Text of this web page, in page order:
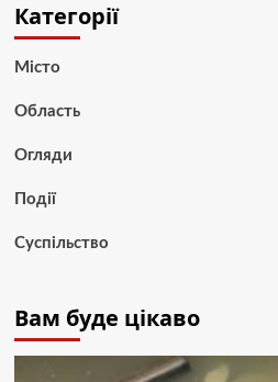
Категорії
Місто
Область
Огляди
Події
Суспільство
Вам буде цікаво